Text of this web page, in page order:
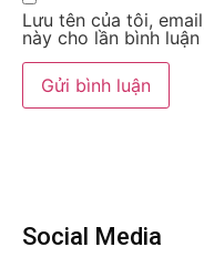
Lưu tên của tôi,
này cho lần bình
Social Media